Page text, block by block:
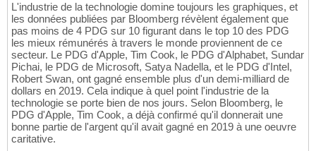
L'industrie de la technologie domine toujours les graphiques, et
les données publiées par Bloomberg révèlent également que
pas moins de 4 PDG sur 10 figurant dans le top 10 des PDG
les mieux rémunérés à travers le monde proviennent de ce
secteur. Le PDG d'Apple, Tim Cook, le PDG d'Alphabet, Sundar
Pichai, le PDG de Microsoft, Satya Nadella, et le PDG d'Intel,
Robert Swan, ont gagné ensemble plus d'un demi-milliard de
dollars en 2019. Cela indique à quel point l'industrie de la
technologie se porte bien de nos jours. Selon Bloomberg, le
PDG d'Apple, Tim Cook, a déjà confirmé qu'il donnerait une
bonne partie de l'argent qu'il avait gagné en 2019 à une oeuvre
caritative.